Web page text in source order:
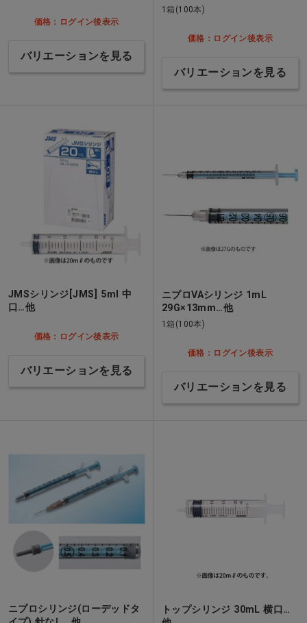
価格：ログイン後表示
バリエーションを見る
1箱(100本)
価格：ログイン後表示
バリエーションを見る
JMSシリンジ[JMS] 5ml 中
口…他
価格：ログイン後表示
バリエーションを見る
ニプロVAシリンジ 1mL
29G×13mm…他
1箱(100本)
価格：ログイン後表示
バリエーションを見る
ニプロシリンジ(ローデッドタ
トップシリンジ 30mL 横口…